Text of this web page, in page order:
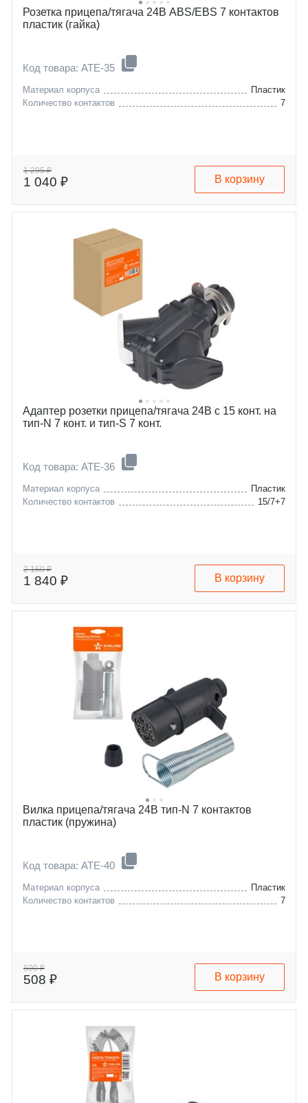
Розетка прицепа/тягача 24В ABS/EBS 7 контактов
пластик (гайка)
Код товара: ATE-35
Материал корпуса
Пластик
Количество контактов
7
1 295 ₽
1 040 ₽ В корзину
Адаптер розетки прицепа/тягача 24В с 15 конт. на
тип-N 7 конт. и тип-S 7 конт.
Код товара: ATE-36
Материал корпуса
Пластик
Количество контактов
15/7+7
2 160 ₽
1 840 ₽ В корзину
Вилка прицепа/тягача 24В тип-N 7 контактов
пластик (пружина)
Код товара: ATE-40
Материал корпуса
Пластик
Количество контактов
7
600 ₽
508 ₽ В корзину